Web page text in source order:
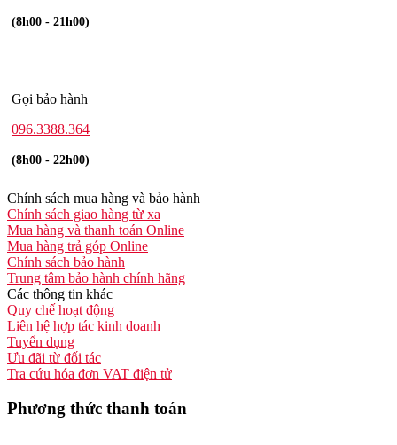
(8h00 - 21h00)
Gọi bảo hành
096.3388.364
(8h00 - 22h00)
Chính sách mua hàng và bảo hành
Chính sách giao hàng từ xa
Mua hàng và thanh toán Online
Mua hàng trả góp Online
Chính sách bảo hành
Trung tâm bảo hành chính hãng
Các thông tin khác
Quy chế hoạt động
Liên hệ hợp tác kinh doanh
Tuyển dụng
Ưu đãi từ đối tác
Tra cứu hóa đơn VAT điện tử
Phương thức thanh toán